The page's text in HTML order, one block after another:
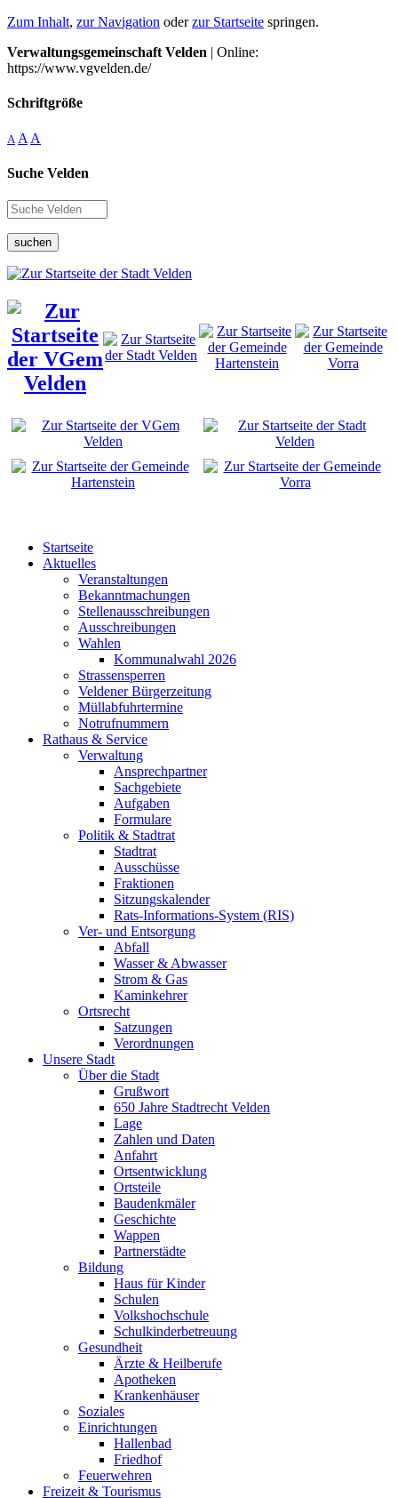
Zum Inhalt, zur Navigation oderzur Startseite springen.
Verwaltungsgemeinschaft Velden | Online:
https://www.vgvelden.de/
Schriftgröße
A A A
Suche Velden
suchen
Startseite
Aktuelles
Veranstaltungen
Bekanntmachungen
Stellenausschreibungen
Ausschreibungen
Wahlen
Kommunalwahl 2026
Strassensperren
Veldener Bürgerzeitung
Müllabfuhrtermine
Notrufnummern
Rathaus & Service
Verwaltung
Ansprechpartner
Sachgebiete
Aufgaben
Formulare
Politik & Stadtrat
Stadtrat
Ausschüsse
Fraktionen
Sitzungskalender
Rats-Informations-System (RIS)
Ver- und Entsorgung
Abfall
Wasser & Abwasser
Strom & Gas
Kaminkehrer
Ortsrecht
Satzungen
Verordnungen
Unsere Stadt
Über die Stadt
Grußwort
650 Jahre Stadtrecht Velden
Lage
Zahlen und Daten
Anfahrt
Ortsentwicklung
Ortsteile
Baudenkmäler
Geschichte
Wappen
Partnerstädte
Bildung
Haus für Kinder
Schulen
Volkshochschule
Schulkinderbetreuung
Gesundheit
Ärzte & Heilberufe
Apotheken
Krankenhäuser
Soziales
Einrichtungen
Hallenbad
Friedhof
Feuerwehren
Freizeit & Tourismus